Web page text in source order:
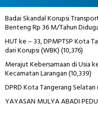
Badai Skandal Korupsi
Benteng Rp 36 M/Tahun
HUT ke – 33, DPMPTSP Kota
dari Korupsi (WBK)(10,376)
Merajut Kebersamaan di Usia
Kecamatan Larangan(10,339)
DPRD Kota Tangerang Selatan
YAYASAN MULYA ABADI